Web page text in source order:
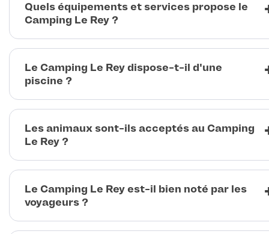
Quels équipements et services propose le
Camping Le Rey ?
Le Camping Le Rey dispose-t-il d'une
piscine ?
Les animaux sont-ils acceptés au Camping
Le Rey ?
Le Camping Le Rey est-il bien noté par les
voyageurs ?